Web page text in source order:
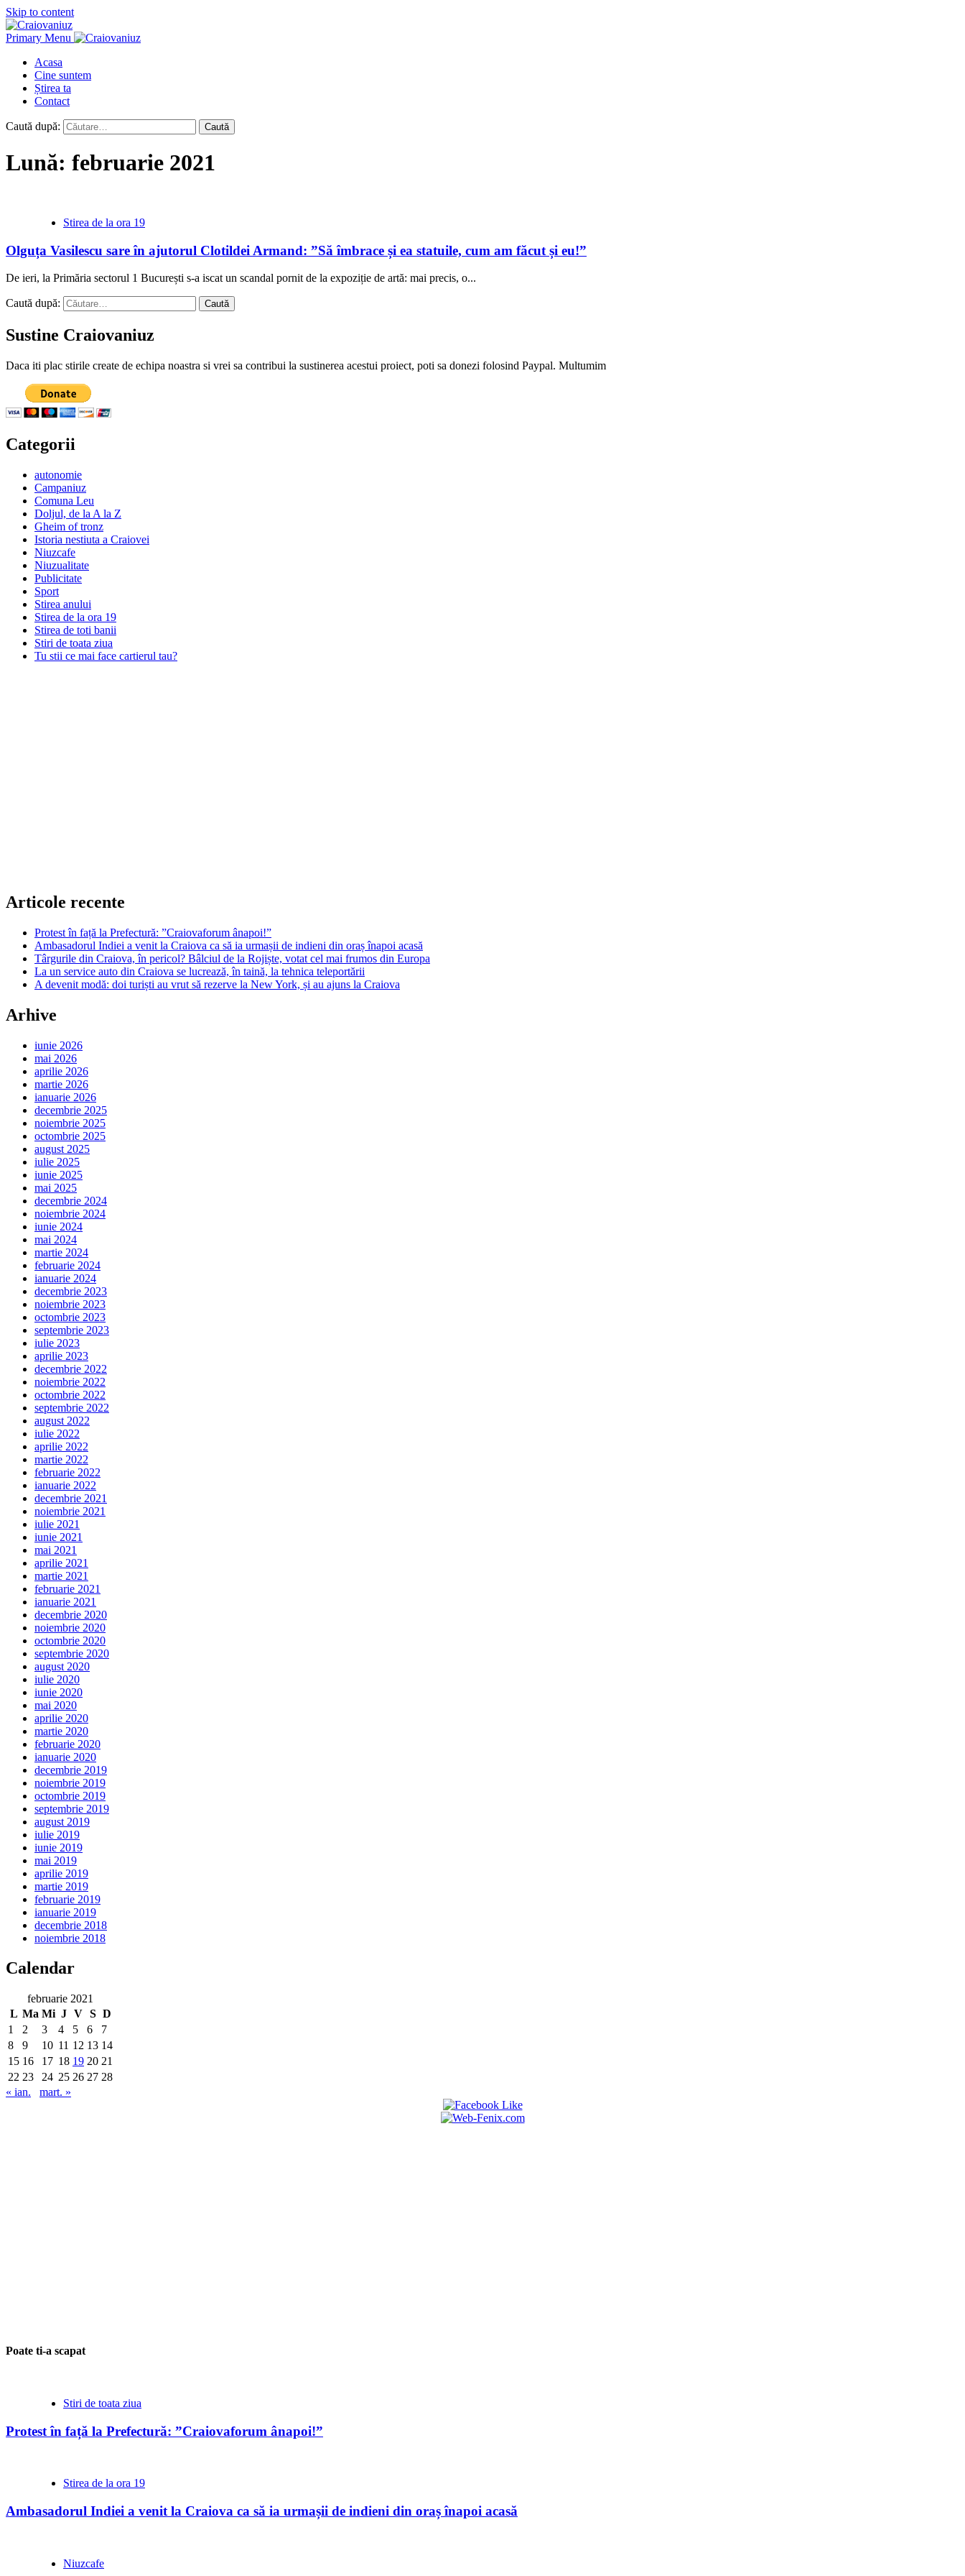
Skip to content
Primary Menu
Acasa
Cine suntem
Știrea ta
Contact
Caută după:
Lună: februarie 2021
Stirea de la ora 19
Olguța Vasilescu sare în ajutorul Clotildei Armand: ”Să îmbrace și ea statuile, cum am făcut și eu!”
De ieri, la Primăria sectorul 1 București s-a iscat un scandal pornit de la expoziție de artă: mai precis, o...
Caută după:
Sustine Craiovaniuz
Daca iti plac stirile create de echipa noastra si vrei sa contribui la sustinerea acestui proiect, poti sa donezi folosind Paypal. Multumim
Categorii
autonomie
Campaniuz
Comuna Leu
Doljul, de la A la Z
Gheim of tronz
Istoria nestiuta a Craiovei
Niuzcafe
Niuzualitate
Publicitate
Sport
Stirea anului
Stirea de la ora 19
Stirea de toti banii
Stiri de toata ziua
Tu stii ce mai face cartierul tau?
Articole recente
Protest în față la Prefectură: ”Craiovaforum ânapoi!”
Ambasadorul Indiei a venit la Craiova ca să ia urmașii de indieni din oraș înapoi acasă
Târgurile din Craiova, în pericol? Bâlciul de la Rojiște, votat cel mai frumos din Europa
La un service auto din Craiova se lucrează, în taină, la tehnica teleportării
A devenit modă: doi turiști au vrut să rezerve la New York, și au ajuns la Craiova
Arhive
iunie 2026
mai 2026
aprilie 2026
martie 2026
ianuarie 2026
decembrie 2025
noiembrie 2025
octombrie 2025
august 2025
iulie 2025
iunie 2025
mai 2025
decembrie 2024
noiembrie 2024
iunie 2024
mai 2024
martie 2024
februarie 2024
ianuarie 2024
decembrie 2023
noiembrie 2023
octombrie 2023
septembrie 2023
iulie 2023
aprilie 2023
decembrie 2022
noiembrie 2022
octombrie 2022
septembrie 2022
august 2022
iulie 2022
aprilie 2022
martie 2022
februarie 2022
ianuarie 2022
decembrie 2021
noiembrie 2021
iulie 2021
iunie 2021
mai 2021
aprilie 2021
martie 2021
februarie 2021
ianuarie 2021
decembrie 2020
noiembrie 2020
octombrie 2020
septembrie 2020
august 2020
iulie 2020
iunie 2020
mai 2020
aprilie 2020
martie 2020
februarie 2020
ianuarie 2020
decembrie 2019
noiembrie 2019
octombrie 2019
septembrie 2019
august 2019
iulie 2019
iunie 2019
mai 2019
aprilie 2019
martie 2019
februarie 2019
ianuarie 2019
decembrie 2018
noiembrie 2018
Calendar
februarie 2021
L Ma Mi J V S D
1
2 3 4 5 6
7
8
9 10 11 12 13 14
15 16 17 18 19 20 21
22 23 24 25 26 27 28
« ian.
mart. »
Poate ti-a scapat
Stiri de toata ziua
Protest în față la Prefectură: ”Craiovaforum ânapoi!”
Stirea de la ora 19
Ambasadorul Indiei a venit la Craiova ca să ia urmașii de indieni din oraș înapoi acasă
Niuzcafe